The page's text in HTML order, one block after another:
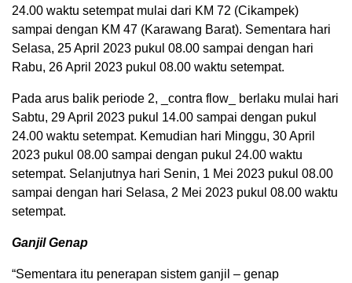
24.00 waktu setempat mulai dari KM 72 (Cikampek)
sampai dengan KM 47 (Karawang Barat). Sementara hari
Selasa, 25 April 2023 pukul 08.00 sampai dengan hari
Rabu, 26 April 2023 pukul 08.00 waktu setempat.
Pada arus balik periode 2, _contra flow_ berlaku mulai hari
Sabtu, 29 April 2023 pukul 14.00 sampai dengan pukul
24.00 waktu setempat. Kemudian hari Minggu, 30 April
2023 pukul 08.00 sampai dengan pukul 24.00 waktu
setempat. Selanjutnya hari Senin, 1 Mei 2023 pukul 08.00
sampai dengan hari Selasa, 2 Mei 2023 pukul 08.00 waktu
setempat.
Ganjil Genap
“Sementara itu penerapan sistem ganjil – genap